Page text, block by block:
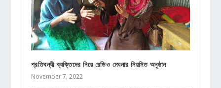
প্রতিবন্ধী ব্যক্তিদের নিয়ে রেডিও মেঘনার নিয়মিত অনুষ্ঠান
November 7, 2022